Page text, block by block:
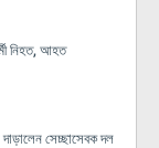
নিহত, আহত
সেচ্ছাসেবক দল